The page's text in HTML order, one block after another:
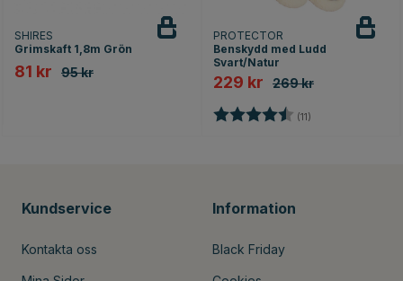
SHIRES
Grimskaft 1,8m Grön
81 kr 95 kr
PROTECTOR
Benskydd med Ludd
Svart/Natur
229 kr 269 kr
Betyg: (11)
Kundservice
Kontakta oss
Information
Black Friday